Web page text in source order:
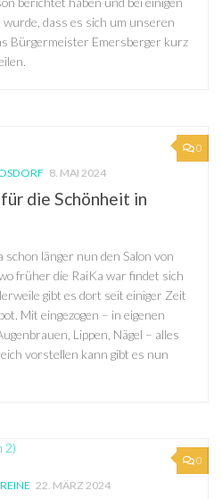
dass es sich um unseren
Bürgermeister Emersberger kurz
0
8. MAI 2024
die Schönheit in
länger nun den Salon von
früher die RaiKa war findet sich
gibt es dort seit einiger Zeit
Mit eingezogen – in eigenen
Lippen, Nägel – alles
vorstellen kann gibt es nun
0
22. MÄRZ 2024